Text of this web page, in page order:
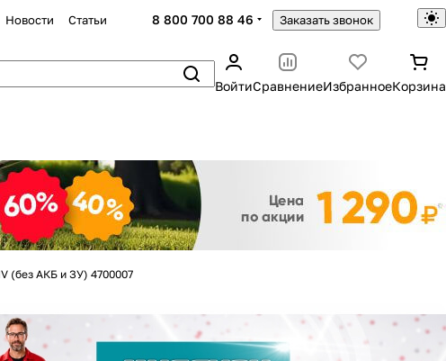
Новости Статьи 8 800 700 88 46 Заказать звонок
ВойтиСравнениеИзбранноеКорзина
(без АКБ и ЗУ) 4700007